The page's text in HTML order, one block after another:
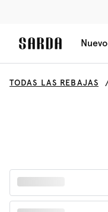
Nuevo
TODAS LAS REBAJAS